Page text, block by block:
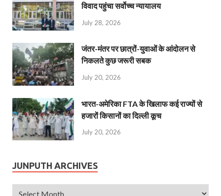
विवाद पहुंचा सर्वोच्च न्यायालय
July 28, 2026
जंतर-मंतर पर छात्रों-युवाओं के आंदोलन से
निकलते कुछ जरूरी सबक
July 20, 2026
भारत-अमेरिका FTA के खिलाफ कई राज्यों से
हजारों किसानों का दिल्ली कूच
July 20, 2026
JUNPUTH ARCHIVES